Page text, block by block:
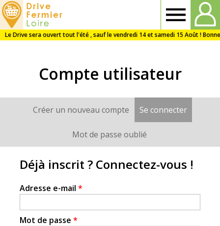
Loire
Compte utilisateur
OngletsCréer un nouveau compte Se connecter(onglet
Mot de passe oublié
Déjà inscrit ? Connectez-vous !
Adresse e-mail *
Mot de passe *